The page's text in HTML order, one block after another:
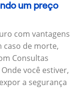
um preço
com vantagens
caso de morte,
Consultas
você estiver,
a segurança